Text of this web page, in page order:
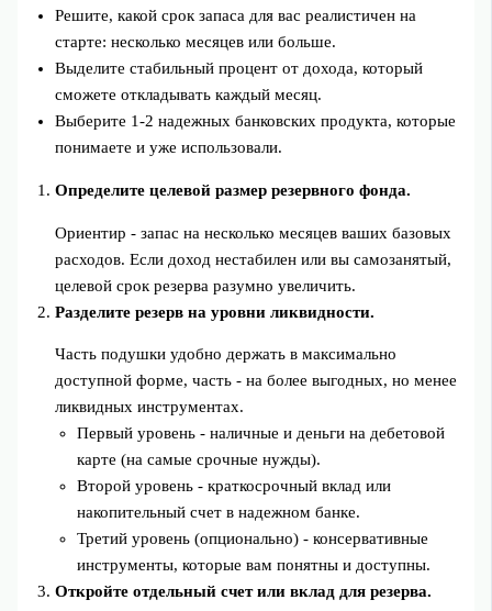
Решите, какой срок запаса для вас реалистичен на
старте: несколько месяцев или больше.
Выделите стабильный процент от дохода, который
сможете откладывать каждый месяц.
Выберите 1-2 надежных банковских продукта, которые
понимаете и уже использовали.
Определите целевой размер резервного фонда.
Ориентир - запас на несколько месяцев ваших базовых
расходов. Если доход нестабилен или вы самозанятый,
целевой срок резерва разумно увеличить.
Разделите резерв на уровни ликвидности.
Часть подушки удобно держать в максимально
доступной форме, часть - на более выгодных, но менее
ликвидных инструментах.
Первый уровень - наличные и деньги на дебетовой
карте (на самые срочные нужды).
Второй уровень - краткосрочный вклад или
накопительный счет в надежном банке.
Третий уровень (опционально) - консервативные
инструменты, которые вам понятны и доступны.
Откройте отдельный счет или вклад для резерва.